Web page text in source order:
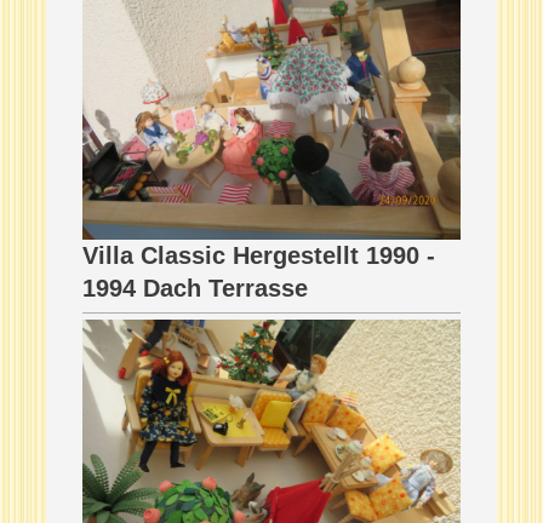
Villa Classic Hergestellt 1990 -
1994 Dach Terrasse